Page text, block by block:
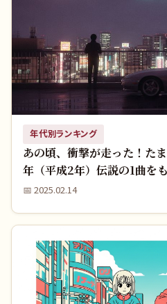
年代別ランキング
あの頃、衝撃が走った！た
年（平成2年）伝説の1曲を
📅 2025.02.14